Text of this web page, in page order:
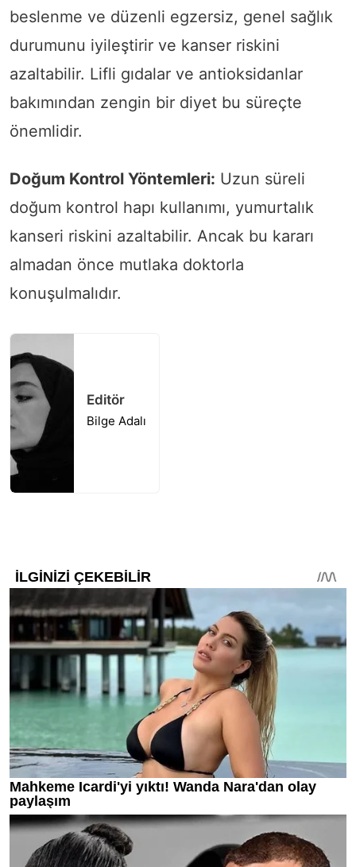
beslenme ve düzenli egzersiz, genel sağlık
durumunu iyileştirir ve kanser riskini
azaltabilir. Lifli gıdalar ve antioksidanlar
bakımından zengin bir diyet bu süreçte
önemlidir.
Doğum Kontrol Yöntemleri: Uzun süreli
doğum kontrol hapı kullanımı, yumurtalık
kanseri riskini azaltabilir. Ancak bu kararı
almadan önce mutlaka doktorla
konuşulmalıdır.
Editör
Bilge Adalı